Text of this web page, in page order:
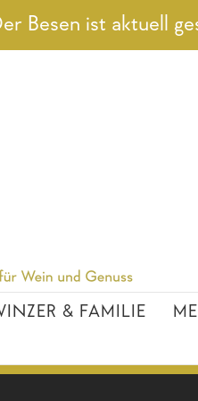
& FAMILIE
Besen ist aktuell